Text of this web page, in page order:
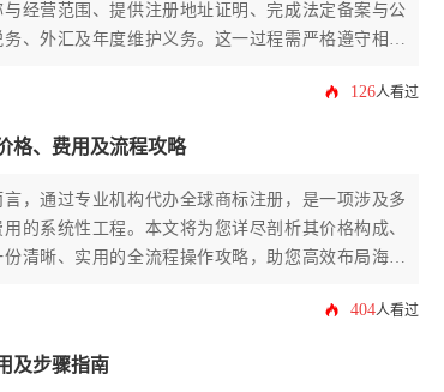
经营范围、提供注册地址证明、完成法定备案与公
、外汇及年度维护义务。这一过程需严格遵守相关
126人看过
格、费用及流程攻略
，通过专业机构代办全球商标注册，是一项涉及多
的系统性工程。本文将为您详尽剖析其价格构成、
清晰、实用的全流程操作攻略，助您高效布局海外
404人看过
及步骤指南